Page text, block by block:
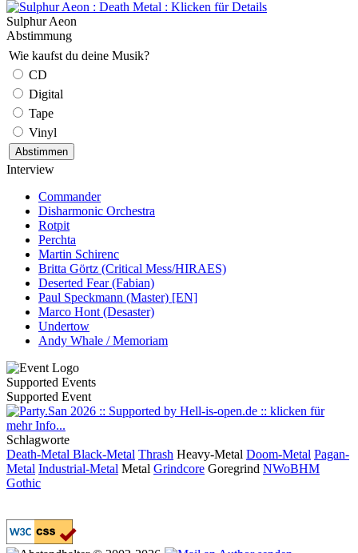
Sulphur Aeon
Abstimmung
Wie kaufst du deine Musik?
CD
Digital
Tape
Vinyl
Interview
Commander
Disharmonic Orchestra
Rotpit
Perchta
Martin Schirenc
Britta Görtz (Critical Mess/HIRAES)
Deserted Fear (Fabian)
Paul Speckmann (Master) [EN]
Marco Hont (Desaster)
Undertow
Andy Whale / Memoriam
Supported Events
Supported Event
Schlagworte
Death-Metal Black-Metal Thrash Heavy-Metal Doom-Metal Pagan-
Metal Industrial-Metal Metal Grindcore Goregrind NWoBHM
Gothic